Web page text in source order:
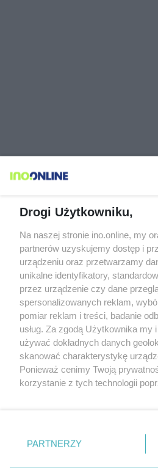
Drogi Użytkowniku,
Na naszej stronie ino.online, my
partnerów uzyskujemy dostęp i
urządzeniu oraz przetwarzamy
unikalne identyfikatory,
przez urządzenie czy dane
spersonalizowanych reklam,
pomiar reklam i treści, badanie
usług. Za zgodą Użytkownika
używać dokładnych danych
skanować charakterystykę
Ponieważ cenimy Twoją
korzystanie z tych technologii
nie wymagają zgody
się takiemu przetwarzaniu.
PARTNERZY